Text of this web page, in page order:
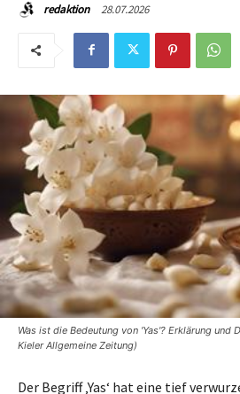
redaktion 28.07.2026
Was ist die Bedeutung von 'Yas'? Erklärung
Kieler Allgemeine Zeitung)
Der Begriff ‚Yas‘ hat eine tief